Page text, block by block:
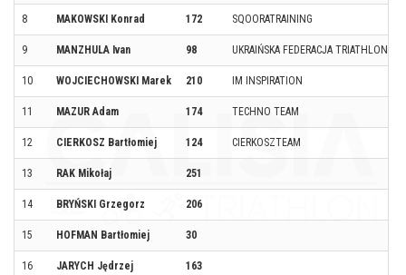
8 MAKOWSKI Konrad 172 SQOORATRAINING
9 MANZHULA Ivan 98 UKRAIŃSKA FEDERACJA TRIATHLONU
10 WOJCIECHOWSKI Marek 210 IM INSPIRATION
11 MAZUR Adam 174 TECHNO TEAM
12 CIERKOSZ Bartłomiej 124 CIERKOSZTEAM
13 RAK Mikołaj 251
14 BRYŃSKI Grzegorz 206
15 HOFMAN Bartłomiej 30
16 JARYCH Jędrzej 163